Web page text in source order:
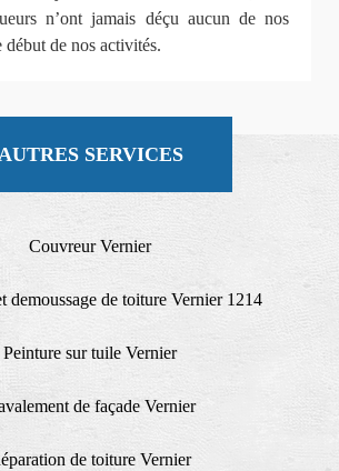
n’ont jamais déçu aucun de nos
début de nos activités.
SERVICES
Couvreur Vernier
demoussage de toiture Vernier 1214
Peinture sur tuile Vernier
de façade Vernier
de toiture Vernier